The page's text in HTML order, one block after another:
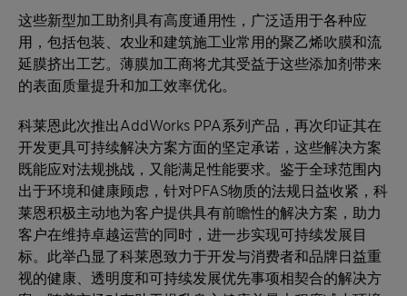
这些新型加工助剂具有高度通用性，广泛适用于各种应
用，包括包装、农业和建筑施工业常用的聚乙烯吹膜和流
延膜挤出工艺。薄膜加工商将尤其受益于这些添加剂带来
的表面质量提升和加工效率优化。
科莱恩此次推出AddWorks PPA系列产品，再次印证其在
开发更具可持续解决方案方面的坚定承诺，这些解决方案
既能应对法规挑战，又能满足性能要求。鉴于全球范围内
出于环境和健康顾虑，针对PFAS物质的法规日益收紧，科
莱恩积极主动地为客户提供具有前瞻性的解决方案，助力
客户在维持卓越运营的同时，进一步实现可持续发展目
标。此举凸显了科莱恩致力于开发与消费者和品牌日益重
视的健康、透明度和可持续发展优先事项相契合的解决方